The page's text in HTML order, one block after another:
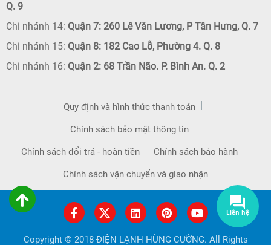
Liên hệ
Q. 9
Chi nhánh 14: Quận 7: 260 Lê Văn Lương, P Tân Hưng, Q. 7
Chi nhánh 15: Quận 8: 182 Cao Lỗ, Phường 4. Q. 8
Chi nhánh 16: Quận 2: 68 Trần Não. P. Bình An. Q. 2
Quy định và hình thức thanh toán
Chính sách bảo mật thông tin
Chính sách đổi trả - hoàn tiền Chính sách bảo hành
Chính sách vận chuyển và giao nhận
Copyright © 2018 ĐIỆN LẠNH HÙNG CƯỜNG. All Rights